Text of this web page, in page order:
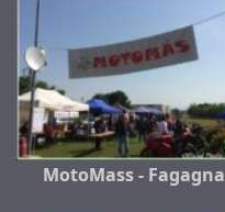
MotoMass - Fagagna